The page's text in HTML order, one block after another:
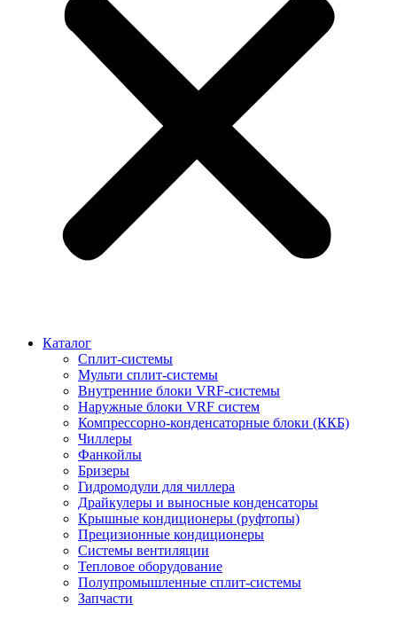
Каталог
Сплит-системы
Мульти сплит-системы
Внутренние блоки VRF-cистемы
Наружные блоки VRF cистем
Компрессорно-конденсаторные блоки (ККБ)
Чиллеры
Фанкойлы
Бризеры
Гидромодули для чиллера
Драйкулеры и выносные конденсаторы
Крышные кондиционеры (руфтопы)
Прецизионные кондиционеры
Системы вентиляции
Тепловое оборудование
Полупромышленные сплит-системы
Запчасти